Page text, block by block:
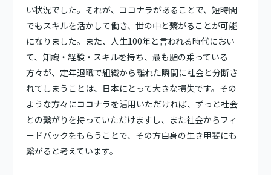
い状況でした。それが、ココナラがあることで、短時間
でもスキルを活かして働き、世の中と繋がることが可能
になりました。また、人生100年と言われる時代におい
て、知識・経験・スキルを持ち、最も脂の乗っている
方々が、定年退職で組織から離れた瞬間に社会と分断さ
れてしまうことは、日本にとって大きな損失です。その
ような方々にココナラを活用いただければ、ずっと社会
との繋がりを持っていただけますし、また社会からフィ
ードバックをもらうことで、その方自身の生き甲斐にも
繋がると考えています。